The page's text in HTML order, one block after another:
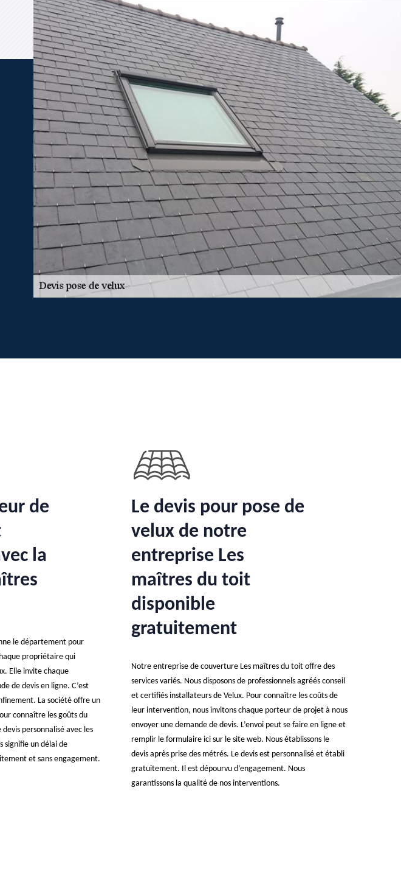
de
la
le département pour
propriétaire qui
Elle invite chaque
de devis en ligne. C’est
La société offre un
connaître les goûts du
personnalisé avec les
signifie un délai de
et sans engagement.
Le devis pour pose de
velux de notre
entreprise Les
maîtres du toit
disponible
gratuitement
Notre entreprise de couverture Les maîtres du toit offre des
services variés. Nous disposons de professionnels agréés conseil
et certifiés installateurs de Velux. Pour connaître les coûts de
leur intervention, nous invitons chaque porteur de projet à nous
envoyer une demande de devis. L’envoi peut se faire en ligne et
remplir le formulaire ici sur le site web. Nous établissons le
devis après prise des métrés. Le devis est personnalisé et établi
gratuitement. Il est dépourvu d’engagement. Nous
garantissons la qualité de nos interventions.